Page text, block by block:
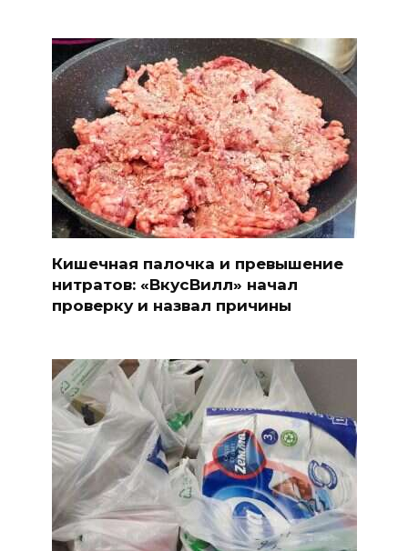
Кишечная палочка и превышение
нитратов: «ВкусВилл» начал
проверку и назвал причины